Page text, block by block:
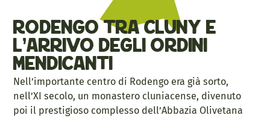
Rodengo tra Cluny e
l’arrivo degli ordini
mendicanti
Nell’importante centro di Rodengo era già sorto,
nell’XI secolo, un monastero cluniacense, divenuto
poi il prestigioso complesso dell’Abbazia Olivetana